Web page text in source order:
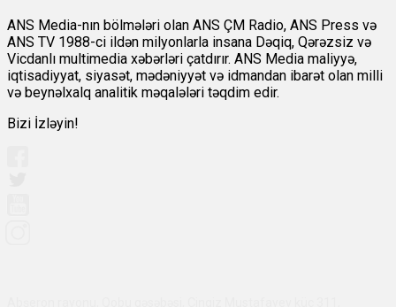
ANS Media-nın bölmələri olan ANS ÇM Radio, ANS Press və
ANS TV 1988-ci ildən milyonlarla insana Dəqiq, Qərəzsiz və
Vicdanlı multimedia xəbərləri çatdırır. ANS Media maliyyə,
iqtisadiyyat, siyasət, mədəniyyət və idmandan ibarət olan milli
və beynəlxalq analitik məqalələri təqdim edir.
Bizi İzləyin!